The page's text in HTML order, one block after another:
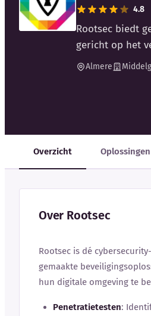
4.8
Rootsec biedt
gericht op het
Almere
Overzicht
Over Rootsec
Rootsec is dé
gemaakte
hun digitale omgeving te
Penetratietesten: